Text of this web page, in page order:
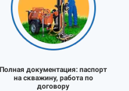
Полная документация: паспорт
на скважину, работа по
договору